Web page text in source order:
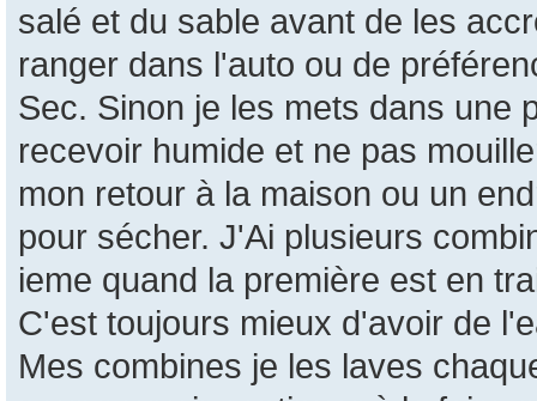
salé et du sable avant de les
ranger dans l'auto ou de
Sec. Sinon je les mets dans une
recevoir humide et ne pas
mon retour à la maison ou un
pour sécher. J'Ai plusieurs
ieme quand la première est en
C'est toujours mieux d'avoir de
Mes combines je les laves